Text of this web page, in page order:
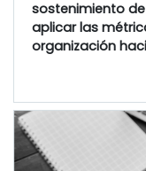
sostenimiento
aplicar las
organización